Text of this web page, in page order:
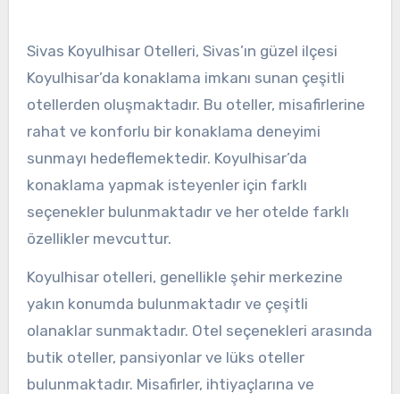
Sivas Koyulhisar Otelleri, Sivas’ın güzel ilçesi
Koyulhisar’da konaklama imkanı sunan çeşitli
otellerden oluşmaktadır. Bu oteller, misafirlerine
rahat ve konforlu bir konaklama deneyimi
sunmayı hedeflemektedir. Koyulhisar’da
konaklama yapmak isteyenler için farklı
seçenekler bulunmaktadır ve her otelde farklı
özellikler mevcuttur.
Koyulhisar otelleri, genellikle şehir merkezine
yakın konumda bulunmaktadır ve çeşitli
olanaklar sunmaktadır. Otel seçenekleri arasında
butik oteller, pansiyonlar ve lüks oteller
bulunmaktadır. Misafirler, ihtiyaçlarına ve